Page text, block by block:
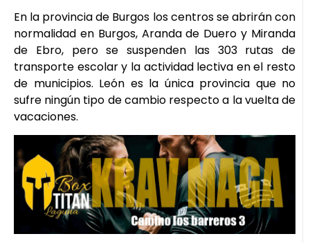
En la provincia de Burgos los centros se abrirán con
normalidad en Burgos, Aranda de Duero y Miranda
de Ebro, pero se suspenden las 303 rutas de
transporte escolar y la actividad lectiva en el resto
de municipios. León es la única provincia que no
sufre ningún tipo de cambio respecto a la vuelta de
vacaciones.